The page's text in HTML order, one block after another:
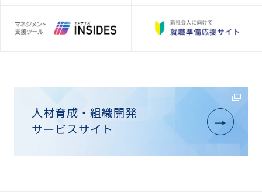
人材育成・組織開発
サービスサイト